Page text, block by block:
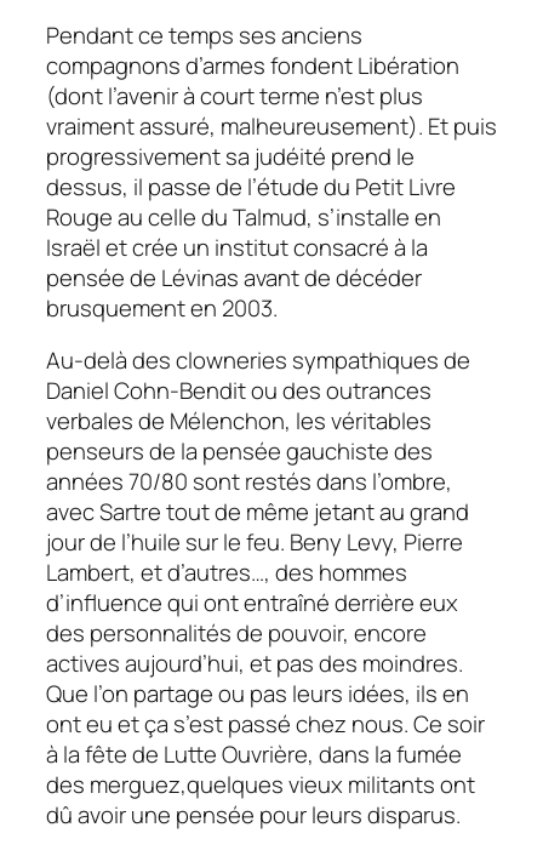
Pendant ce temps ses anciens
compagnons d’armes fondentLibération
(dont l’avenir à court terme n’est plus
vraiment assuré, malheureusement). Et puis
progressivement sa judéité prend le
dessus, il passe de l’étude du Petit Livre
Rougeau celle duTalmud, s’installe en
Israël et crée un institut consacré à la
pensée de Lévinas avant de décéder
brusquement en 2003.
Au-delà des clowneries sympathiques de
Daniel Cohn-Bendit ou des outrances
verbales de Mélenchon, les véritables
penseurs de la pensée gauchiste des
années 70/80 sont restés dans l’ombre,
avec Sartre tout de même jetant au grand
jour de l’huile sur le feu. Beny Levy, Pierre
Lambert, et d’autres…, des hommes
d’influence qui ont entraîné derrière eux
des personnalités de pouvoir, encore
actives aujourd’hui, et pas des moindres.
Que l’on partage ou pas leurs idées, ils en
ont eu et ça s’est passé chez nous. Ce soir
à la fête de Lutte Ouvrière, dans la fumée
des merguez,quelques vieux militants ont
dû avoir une pensée pour leurs disparus.